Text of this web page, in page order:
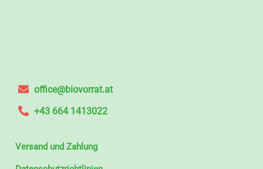
office@biovorrat.at
+43 664 1413022
Versand und Zahlung